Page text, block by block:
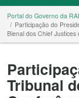
Portal do Governo da
Participação do
Bienal dos Chief
Tribunal